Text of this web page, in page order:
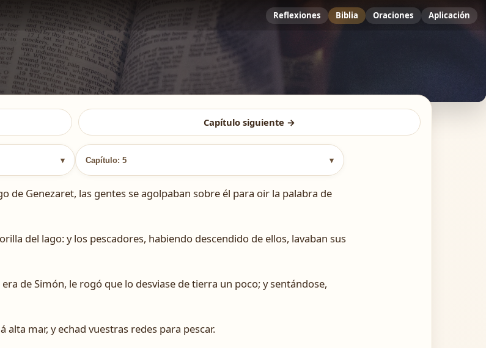
Reflexiones Biblia Oraciones Aplicación
Capítulo siguiente →
▾ Capítulo: 5 ▾
de Genezaret, las gentes se agolpaban sobre él para oir la palabra de
del lago: y los pescadores, habiendo descendido de ellos, lavaban sus
de Simón, le rogó que lo desviase de tierra un poco; y sentándose,
alta mar, y echad vuestras redes para pescar.